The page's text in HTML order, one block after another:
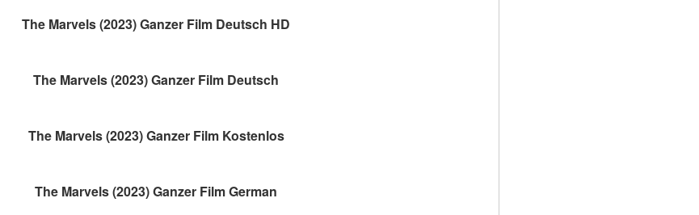
The Marvels (2023) Ganzer Film Deutsch HD
The Marvels (2023) Ganzer Film Deutsch
The Marvels (2023) Ganzer Film Kostenlos
The Marvels (2023) Ganzer Film German